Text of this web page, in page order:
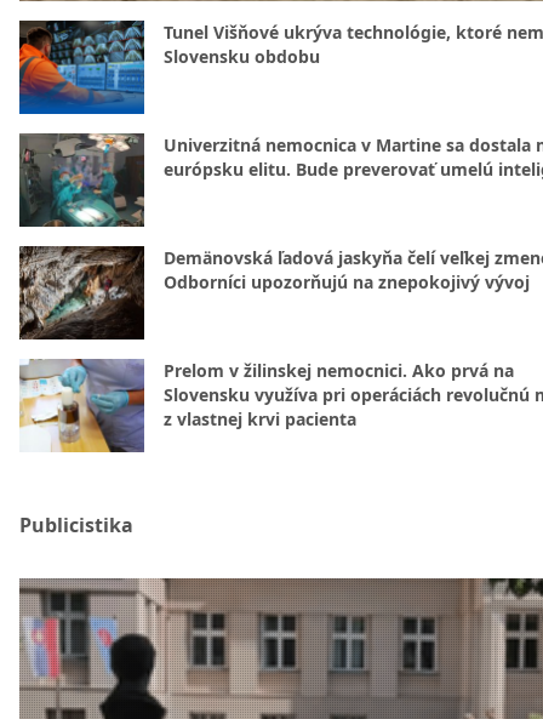
Tunel Višňové ukrýva technológie, ktoré
Slovensku obdobu
Univerzitná nemocnica v Martine sa dostala
európsku elitu. Bude preverovať umelú
Demänovská ľadová jaskyňa čelí veľkej
Odborníci upozorňujú na znepokojivý vývoj
Prelom v žilinskej nemocnici. Ako prvá na
Slovensku využíva pri operáciách revolučnú
z vlastnej krvi pacienta
Publicistika